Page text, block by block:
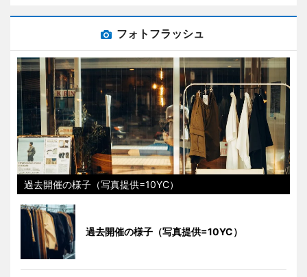
フォトフラッシュ
過去開催の様子（写真提供=10YC）
過去開催の様子（写真提供=10YC）